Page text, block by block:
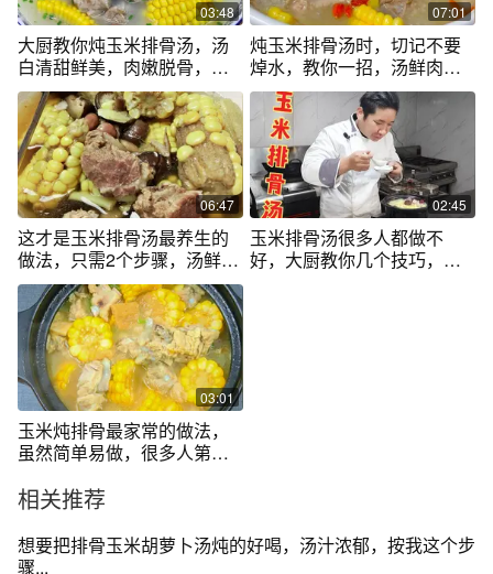
03:48
大厨教你炖玉米排骨汤，汤
白清甜鲜美，肉嫩脱骨，一
次一锅不够喝
07:01
炖玉米排骨汤时，切记不要
焯水，教你一招，汤鲜肉
香，营养又好喝
06:47
这才是玉米排骨汤最养生的
做法，只需2个步骤，汤鲜肉
烂，真好喝
02:45
玉米排骨汤很多人都做不
好，大厨教你几个技巧，汤
03:01
玉米炖排骨最家常的做法，
虽然简单易做，很多人第一
相关推荐
想要把排骨玉米胡萝卜汤炖的好喝，汤汁浓郁，按我这个步
骤...